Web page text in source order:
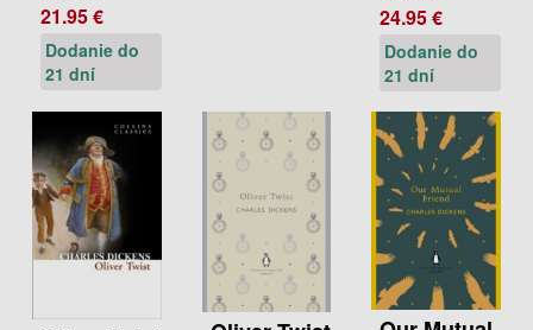
21.95 €
Dodanie do
21 dní
24.95 €
Dodanie do
21 dní